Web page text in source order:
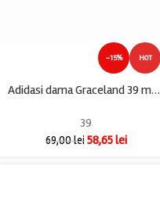
-15% HOT
Adidasi dama Graceland 39 material textil , gri
39
69,00lei 58,65lei